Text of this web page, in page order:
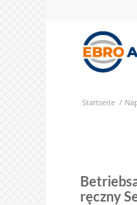
Startseite /
ręczny